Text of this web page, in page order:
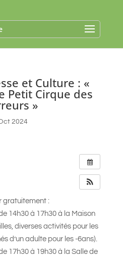
et Culture : «
Petit Cirque des
»
2024
gratuitement :
14h30 à 17h30 à la Maison
diverses activités pour les
d’un adulte pour les -6ans).
17h30 à 19h30 à la Salle de